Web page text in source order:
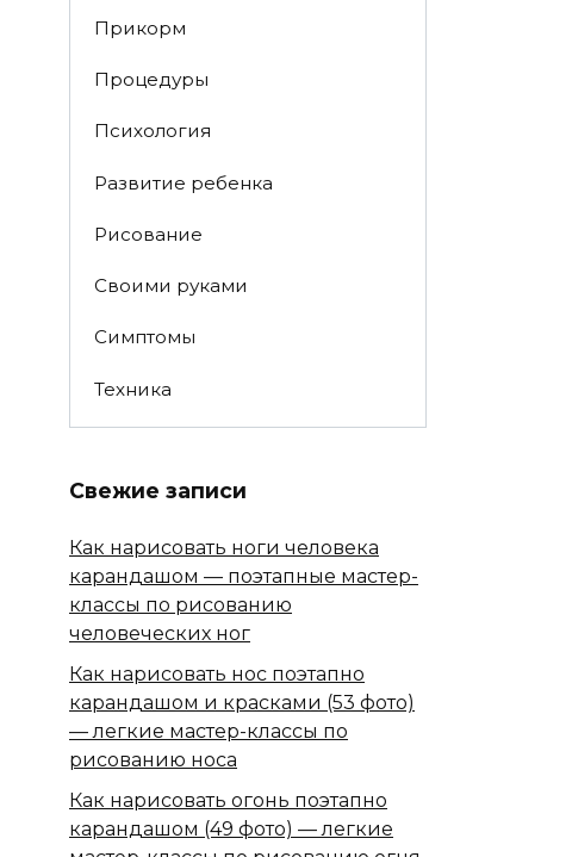
Прикорм
Процедуры
Психология
Развитие ребенка
Рисование
Своими руками
Симптомы
Техника
Свежие записи
Как нарисовать ноги человека
карандашом — поэтапные мастер-
классы по рисованию
человеческих ног
Как нарисовать нос поэтапно
карандашом и красками (53 фото)
— легкие мастер-классы по
рисованию носа
Как нарисовать огонь поэтапно
карандашом (49 фото) — легкие